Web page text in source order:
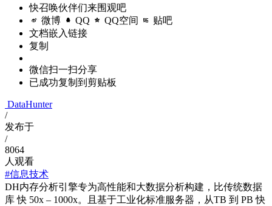
快召唤伙伴们来围观吧
微博 QQ QQ空间 贴吧
文档嵌入链接
复制
微信扫一扫分享
已成功复制到剪贴板
DataHunter
/
发布于
/
8064
人观看
#信息技术
DH内存分析引擎专为高性能和大数据分析构建，比传统数据
库 快 50x – 1000x。且基于工业化标准服务器，从TB 到 PB 快